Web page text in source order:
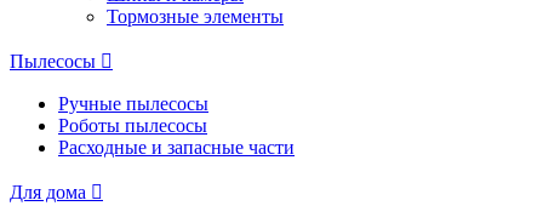
Тормозные элементы
Пылесосы
Ручные пылесосы
Роботы пылесосы
Расходные и запасные части
Для дома